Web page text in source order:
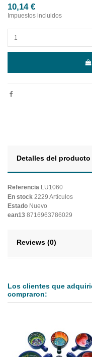
10,14 €
Impuestos incluidos
Detalles del producto
Referencia LU1060
En stock 2229 Artículos
Estado Nuevo
ean13 8716963786029
Reviews (0)
Los clientes que
compraron: